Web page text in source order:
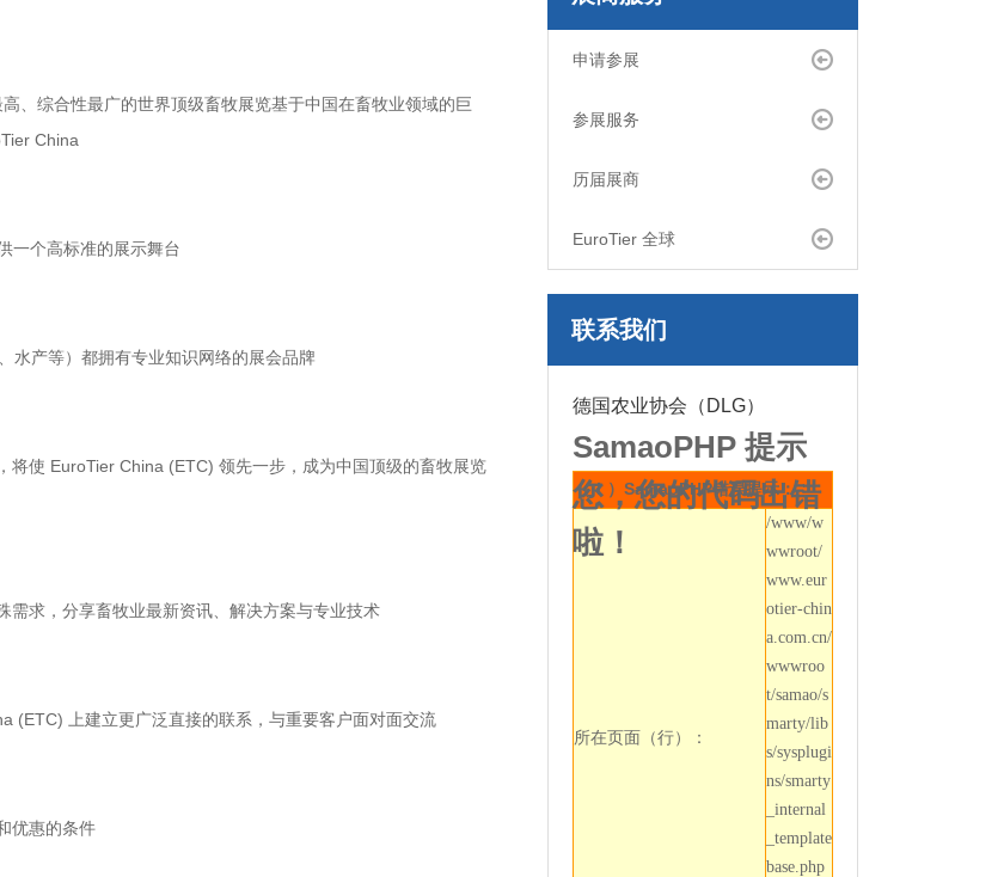
、综合性最广的世界顶级畜牧展览基于中国在畜牧业领域的巨
China
一个高标准的展示舞台
水产等）都拥有专业知识网络的展会品牌
使 EuroTier China (ETC) 领先一步，成为中国顶级的畜牧展览
需求，分享畜牧业最新资讯、解决方案与专业技术
(ETC) 上建立更广泛直接的联系，与重要客户面对面交流
优惠的条件
申请参展
参展服务
历届展商
EuroTier 全球
联系我们
德国农业协会（DLG）
SamaoPHP 提示
您，您的代码出错
啦！
（！）SamaoPHP错误提示：
所在页面（行）：
/www/w
wwroot/
www.eur
otier-chin
a.com.cn/
wwwroo
t/samao/s
marty/lib
s/sysplugi
ns/smarty
_internal
_template
base.php